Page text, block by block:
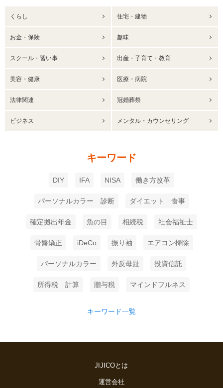
くらし 住宅・建物
お金・保険 趣味
スクール・習い事 出産・子育て・教育
美容・健康 医療・病院
法律関連 冠婚葬祭
ビジネス メンタル・カウンセリング
キーワード
DIY IFA NISA 働き方改革
パーソナルカラー 診断 ダイエット 食事
確定拠出年金 魚の目 相続税 社会福祉士
骨盤矯正 iDeCo 振り袖 エアコン掃除
パーソナルカラー 外反母趾 投資信託
所得税 計算 贈与税 マインドフルネス
キーワード一覧
JIJICOとは
運営会社